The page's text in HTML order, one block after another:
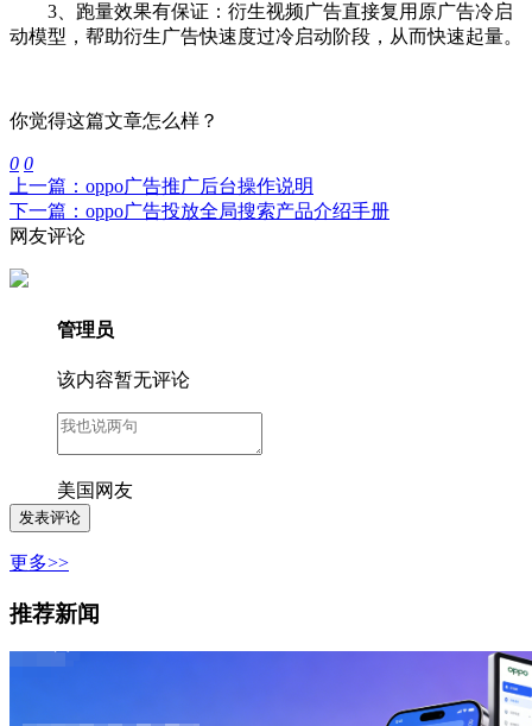
3、跑量效果有保证：衍生视频广告直接复用原广告冷启
动模型，帮助衍生广告快速度过冷启动阶段，从而快速起量。
你觉得这篇文章怎么样？
0 0
上一篇：oppo广告推广后台操作说明
下一篇：oppo广告投放全局搜索产品介绍手册
网友评论
管理员
该内容暂无评论
美国网友
更多>>
推荐新闻